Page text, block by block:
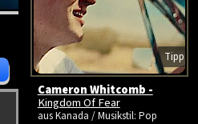
Tipp
Cameron Whitcomb -
Kingdom Of Fear
aus Kanada / Musikstil: Pop